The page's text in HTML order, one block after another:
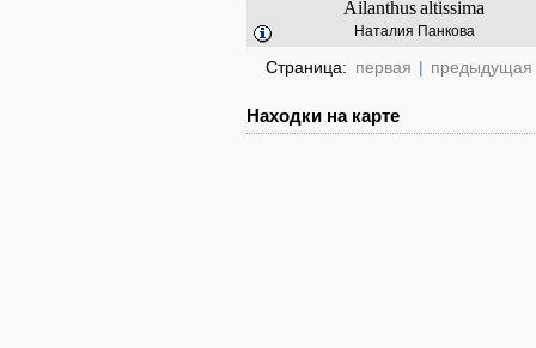
Ailanthusaltissima
Наталия Панкова
Страница: первая | предыдущая
Находки на карте